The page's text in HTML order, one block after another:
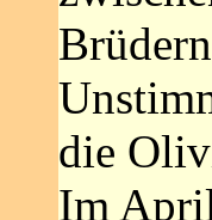
die
Im